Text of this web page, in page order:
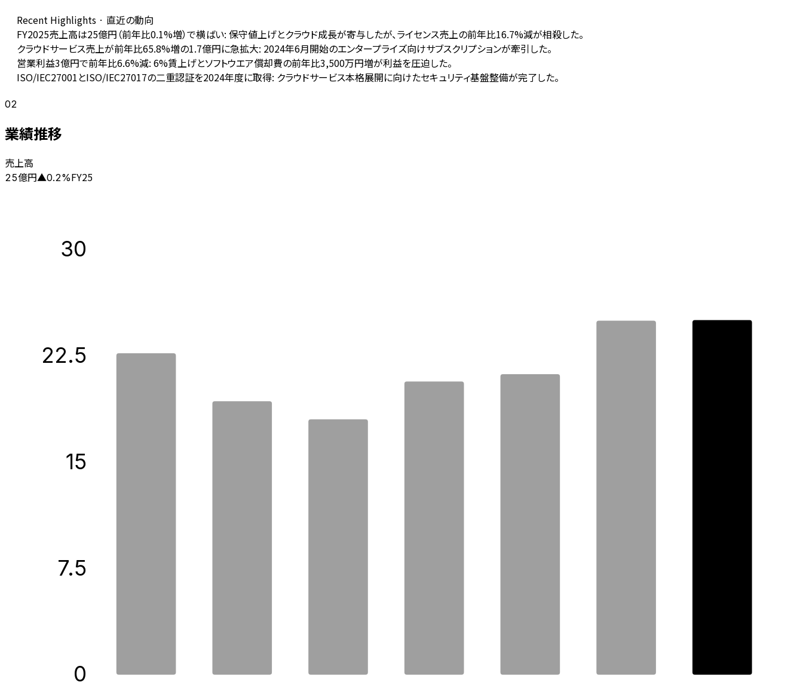
Recent Highlights · 直近の動向
FY2025売上高は25億円（前年比0.1%増）で横ばい: 保守値上げとクラウド成長が寄与したが、ライセンス売上の前年比16.7%減が相殺した。
クラウドサービス売上が前年比65.8%増の1.7億円に急拡大: 2024年6月開始のエンタープライズ向けサブスクリプションが牽引した。
営業利益3億円で前年比6.6%減: 6%賃上げとソフトウエア償却費の前年比3,500万円増が利益を圧迫した。
ISO/IEC27001とISO/IEC27017の二重認証を2024年度に取得: クラウドサービス本格展開に向けたセキュリティ基盤整備が完了した。
02
業績推移
売上高
25億円▲0.2%FY25
0
7.5
15
22.5
30